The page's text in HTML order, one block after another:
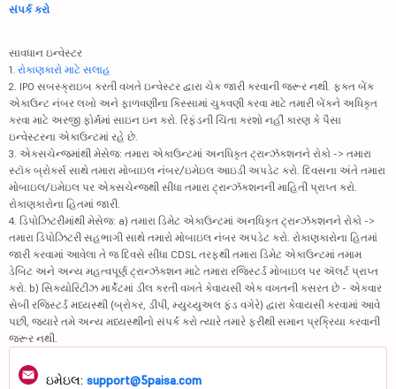
સંપર્ક કરો
સાવધાન ઇન્વેસ્ટર
1. રોકાણકારો માટે સલાહ
2. IPO સબસ્ક્રાઇબ કરતી વખતે ઇન્વેસ્ટર દ્વારા ચેક જારી કરવાની જરૂર નથી. ફક્ત બેંક
એકાઉન્ટ નંબર લખો અને ફાળવણીના કિસ્સામાં ચુકવણી કરવા માટે તમારી બેંકને અધિકૃત
કરવા માટે અરજી ફોર્મમાં સાઇન ઇન કરો. રિફંડની ચિંતા કરશો નહીં કારણ કે પૈસા
ઇન્વેસ્ટરના એકાઉન્ટમાં રહે છે.
3. એક્સચેન્જમાંથી મેસેજ: તમારા એકાઉન્ટમાં અનધિકૃત ટ્રાન્ઝૅક્શનને રોકો -> તમારા
સ્ટૉક બ્રોકર્સ સાથે તમારા મોબાઇલ નંબર/ઇમેઇલ આઇડી અપડેટ કરો. દિવસના અંતે તમારા
મોબાઇલ/ઇમેઇલ પર એક્સચેન્જથી સીધા તમારા ટ્રાન્ઝૅક્શનની માહિતી પ્રાપ્ત કરો.
રોકાણકારોના હિતમાં જારી.
4. ડિપોઝિટરીમાંથી મેસેજ: a) તમારા ડિમેટ એકાઉન્ટમાં અનધિકૃત ટ્રાન્ઝૅક્શનને રોકો ->
તમારા ડિપોઝિટરી સહભાગી સાથે તમારો મોબાઇલ નંબર અપડેટ કરો. રોકાણકારોના હિતમાં
જારી કરવામાં આવેલા તે જ દિવસે સીધા CDSL તરફથી તમારા ડિમેટ એકાઉન્ટમાં તમામ
ડેબિટ અને અન્ય મહત્વપૂર્ણ ટ્રાન્ઝૅક્શન માટે તમારા રજિસ્ટર્ડ મોબાઇલ પર ઍલર્ટ પ્રાપ્ત
કરો. b) સિક્યોરિટીઝ માર્કેટમાં ડીલ કરતી વખતે કેવાયસી એક વખતની કસરત છે - એકવાર
સેબી રજિસ્ટર્ડ મધ્યસ્થી (બ્રોકર, ડીપી, મ્યુચ્યુઅલ ફંડ વગેરે) દ્વારા કેવાયસી કરવામાં આવે
પછી, જ્યારે તમે અન્ય મધ્યસ્થીનો સંપર્ક કરો ત્યારે તમારે ફરીથી સમાન પ્રક્રિયા કરવાની
જરૂર નથી.
ઇમેઇલ: support@5paisa.com